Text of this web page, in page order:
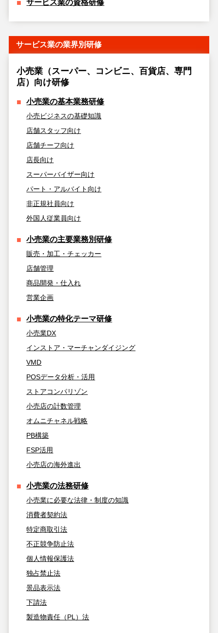
サービス業の資格研修
サービス業の業界別研修
小売業（スーパー、コンビニ、百貨店、専門
店）向け研修
小売業の基本業務研修
小売ビジネスの基礎知識
店舗スタッフ向け
店舗チーフ向け
店長向け
スーパーバイザー向け
パート・アルバイト向け
非正規社員向け
外国人従業員向け
小売業の主要業務別研修
販売・加工・チェッカー
店舗管理
商品開発・仕入れ
営業企画
小売業の特化テーマ研修
小売業DX
インストア・マーチャンダイジング
VMD
POSデータ分析・活用
ストアコンパリゾン
小売店の計数管理
オムニチャネル戦略
PB構築
FSP活用
小売店の海外進出
小売業の法務研修
小売業に必要な法律・制度の知識
消費者契約法
特定商取引法
不正競争防止法
個人情報保護法
独占禁止法
景品表示法
下請法
製造物責任（PL）法